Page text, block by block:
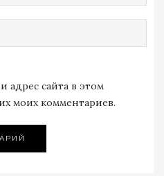
адрес сайта в этом
моих комментариев.